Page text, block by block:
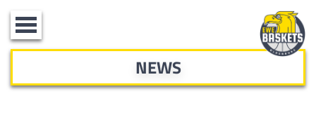
Toggle
navigation
NEWS